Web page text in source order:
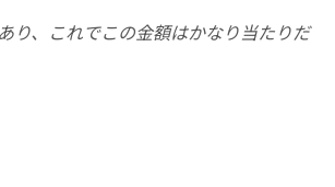
り、これでこの金額はかなり当たりだ